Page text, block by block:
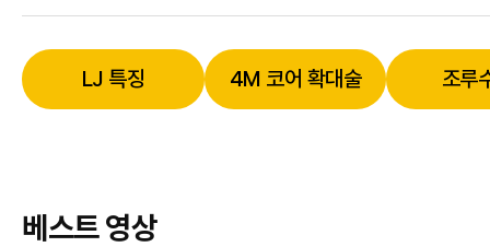
LJ 특징 4M 코어 확대술 조루
베스트 영상